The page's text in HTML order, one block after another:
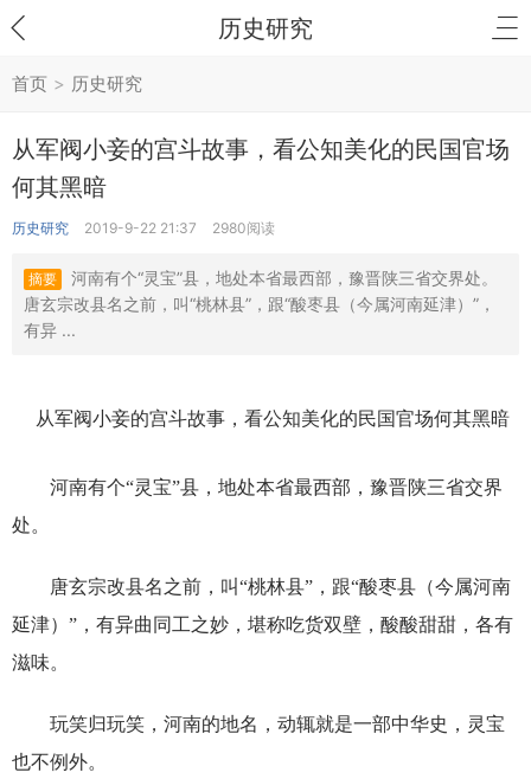
历史研究
首页 > 历史研究
从军阀小妾的宫斗故事，看公知美化的民国官场
何其黑暗
历史研究 2019-9-22 21:37 2980阅读
摘要
河南有个“灵宝”县，地处本省最西部，豫晋陕三省交界处。
唐玄宗改县名之前，叫“桃林县”，跟“酸枣县（今属河南延津）”，
有异 ...
河南有个“灵宝”县，地处本省最西部，豫晋陕三省交界
处。
唐玄宗改县名之前，叫“桃林县”，跟“酸枣县（今属河南
延津）”，有异曲同工之妙，堪称吃货双壁，酸酸甜甜，各有
滋味。
玩笑归玩笑，河南的地名，动辄就是一部中华史，灵宝
也不例外。